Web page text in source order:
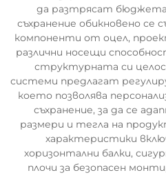
да разтрясат бюджета
съхранение обикновено
компоненти от оцел,
различни носещи
структурната си
системи предлагат
което позволява
съхранение, за да се
размери и тегла на
характеристики
хоризонтални балки,
плочи за безопасен